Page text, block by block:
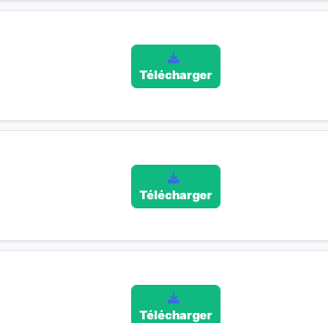
Télécharger
Télécharger
Télécharger